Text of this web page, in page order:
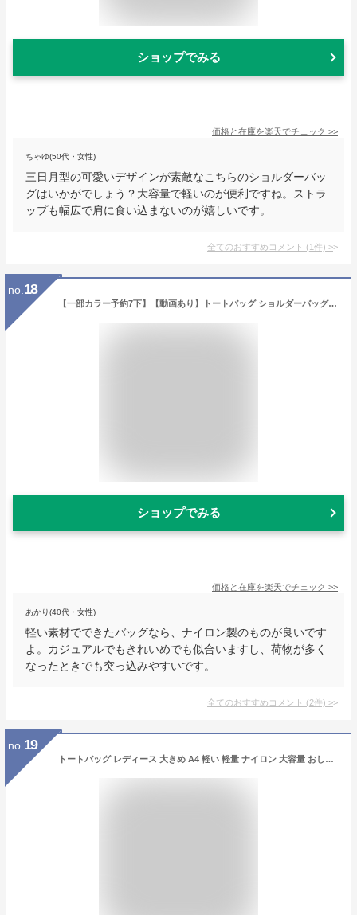
ショップでみる
価格と在庫を楽天でチェック >>
ちゃゆ(50代・女性)
三日月型の可愛いデザインが素敵なこちらのショルダーバッ
グはいかがでしょう？大容量で軽いのが便利ですね。ストラ
ップも幅広で肩に食い込まないのが嬉しいです。
全てのおすすめコメント (1件) >
no. 18
【一部カラー予約7下】【動画あり】トートバッグ ショルダーバッグ レディース 大人 2WAY ナイロントートバッグ ナイロンショルダーバッグ ナイロンバッグ 軽量 a4 横 上品 軽いバッグ 斜め掛け 通勤バッグ 仕事バッグ OTONA grande grace グランデグレイス
ショップでみる
価格と在庫を楽天でチェック >>
あかり(40代・女性)
軽い素材でできたバッグなら、ナイロン製のものが良いです
よ。カジュアルでもきれいめでも似合いますし、荷物が多く
なったときでも突っ込みやすいです。
全てのおすすめコメント (2件) >
no. 19
トートバッグ レディース 大きめ A4 軽い 軽量 ナイロン 大容量 おしゃれ 通勤バッグ 普段使い マチ広い ファスナー付き かばん ハンドバッグ 通勤 通学 多収納 鞄 サイドポケット サブバック トートバック 旅行 仕事用 ママバッグ ナイロン 送料無料